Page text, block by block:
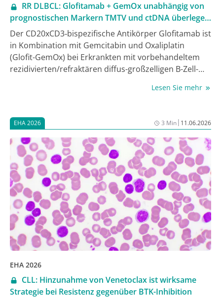
RR DLBCL: Glofitamab + GemOx unabhängig von
prognostischen Markern TMTV und ctDNA überlegen
wirksam
Der CD20xCD3‑bispezifische Antikörper Glofitamab ist
in Kombination mit Gemcitabin und Oxaliplatin
(Glofit-GemOx) bei Erkrankten mit vorbehandeltem
rezidivierten/refraktären diffus-großzelligen B-Zell-
autologe Stammzelltransplantation (ASZT) infrage
STARGLO, die nach 3 Jahren signifikante
Verbesserungen von Gesamtüberleben (OS) und
progressionsfreiem Überleben (PFS) vs. Rituximab-
GemOx (R‑GemOx) gezeigt hatte [1]. In einer aktuellen
STARGLO-Analyse, vorgestellt beim Jahreskongress
der European Hematology Association (EHA) 2026,
konnten die Marker basales totales metabolisches
Tumorvolumen (TMTV) und zirkulierende Tumor‑DNA
(ctDNA) zu Therapiebeginn und longitudinal als
prognostische Biomarker identifiziert und zur
Vorhersage langfristiger Therapieergebnisse genutzt
werden. Glofit-GemOx blieb gegenüber R-GemOx
Biomarker [2].
Lesen Sie mehr
EHA 2026 3 Min| 11.06.2026
EHA 2026
CLL: Hinzunahme von Venetoclax ist wirksame
Strategie bei Resistenz gegenüber BTK-Inhibition